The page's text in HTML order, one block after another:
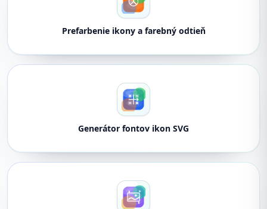
Prefarbenie ikony a farebný odtieň
Generátor fontov ikon SVG